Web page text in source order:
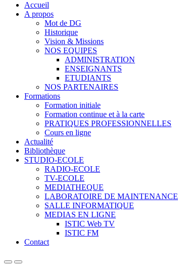
Accueil
A propos
Mot de DG
Historique
Vision & Missions
NOS EQUIPES
ADMINISTRATION
ENSEIGNANTS
ETUDIANTS
NOS PARTENAIRES
Formations
Formation initiale
Formation continue et à la carte
PRATIQUES PROFESSIONNELLES
Cours en ligne
Actualité
Bibliothèque
STUDIO-ECOLE
RADIO-ECOLE
TV-ECOLE
MEDIATHEQUE
LABORATOIRE DE MAINTENANCE
SALLE INFORMATIQUE
MEDIAS EN LIGNE
ISTIC Web TV
ISTIC FM
Contact